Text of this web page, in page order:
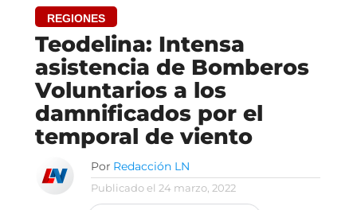
REGIONES
Teodelina: Intensa
asistencia de Bomberos
Voluntarios a los
damnificados por el
temporal de viento
Por Redacción LN
Publicado el 24 marzo, 2022